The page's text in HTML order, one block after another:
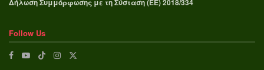
Δήλωση Συμμόρφωσης με τη Σύσταση (ΕΕ) 2018/334
Follow Us